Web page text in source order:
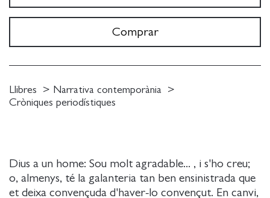
Dius a un home: Sou molt agradable... , i s'ho creu;
o, almenys, té la galanteria tan ben ensinistrada que
et deixa convençuda d'haver-lo convençut. En canvi,
Comprar
Llibres
Narrativa contemporània
Cròniques periodístiques